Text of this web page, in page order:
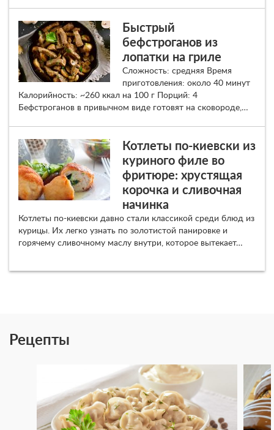
Быстрый
бефстроганов из
лопатки на гриле
Сложность: средняя Время
приготовления: около 40 минут
Калорийность: ~260 ккал на 100 г Порций: 4
Бефстроганов в привычном виде готовят на сковороде,…
Котлеты по-киевски из
куриного филе во
фритюре: хрустящая
корочка и сливочная
начинка
Котлеты по-киевски давно стали классикой среди блюд из
курицы. Их легко узнать по золотистой панировке и
горячему сливочному маслу внутри, которое вытекает…
Рецепты